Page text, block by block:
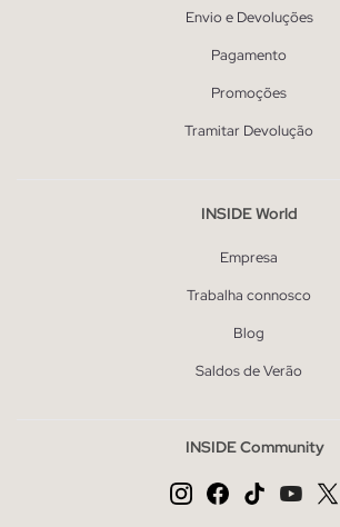
Envio e Devoluções
Pagamento
Promoções
Tramitar Devolução
INSIDE World
Empresa
Trabalha connosco
Blog
Saldos de Verão
INSIDE Community